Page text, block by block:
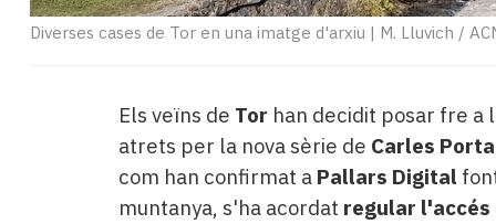
Diverses cases de Tor en una imatge d'arxiu | M. Lluvich /
Els veïns de Tor han decidit posar fre a
atrets per la nova sèrie de Carles Porta
com han confirmat a Pallars Digital
muntanya, s'ha acordat regular